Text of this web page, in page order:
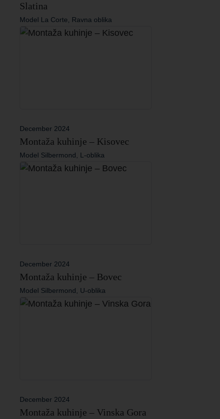
Slatina
Model La Corte, Ravna oblika
December 2024
Montaža kuhinje – Kisovec
Model Silbermond, L-oblika
December 2024
Montaža kuhinje – Bovec
Model Silbermond, U-oblika
December 2024
Montaža kuhinje – Vinska Gora